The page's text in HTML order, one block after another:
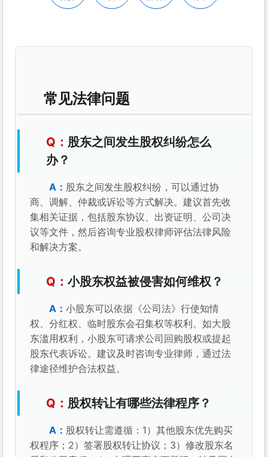
常见法律问题
股东之间发生股权纠纷怎么
办？
股东之间发生股权纠纷，可以通过协
商、调解、仲裁或诉讼等方式解决。建议首先收
集相关证据，包括股东协议、出资证明、公司决
议等文件，然后咨询专业股权律师评估法律风险
和解决方案。
小股东权益被侵害如何维权？
小股东可以依据《公司法》行使知情
权、分红权、临时股东会召集权等权利。如大股
东滥用权利，小股东可请求公司回购股权或提起
股东代表诉讼。建议及时咨询专业律师，通过法
律途径维护合法权益。
股权转让有哪些法律程序？
股权转让需遵循：1）其他股东优先购买
权程序；2）签署股权转让协议；3）修改股东名